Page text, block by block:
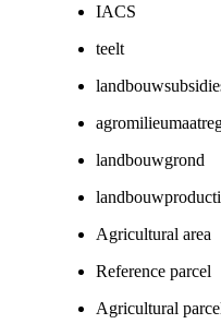
IACS
teelt
landbouwgrond
Agricultural area
Reference parcel
Agricultural